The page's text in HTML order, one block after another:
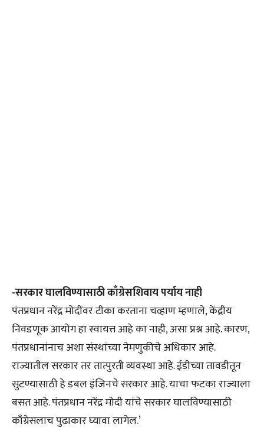
-सरकार घालविण्यासाठी काँग्रेसशिवाय पर्याय नाही
पंतप्रधान नरेंद्र मोदींवर टीका करताना चव्हाण म्हणाले, केंद्रीय
निवडणूक आयोग हा स्वायत्त आहे का नाही, असा प्रश्न आहे. कारण,
पंतप्रधानांनाच अशा संस्थांच्या नेमणुकीचे अधिकार आहे.
राज्यातील सरकार तर तात्पुरती व्यवस्था आहे. ईडीच्या तावडीतून
सुटण्यासाठी हे डबल इंजिनचे सरकार आहे. याचा फटका राज्याला
बसत आहे. पंतप्रधान नरेंद्र मोदी यांचे सरकार घालविण्यासाठी
काँग्रेसलाच पुढाकार घ्यावा लागेल.’